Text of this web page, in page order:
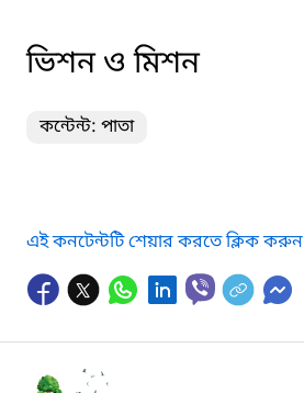
ভিশন ও মিশন
কন্টেন্ট: পাতা
এই কনটেন্টটি শেয়ার করতে ক্লিক করুন